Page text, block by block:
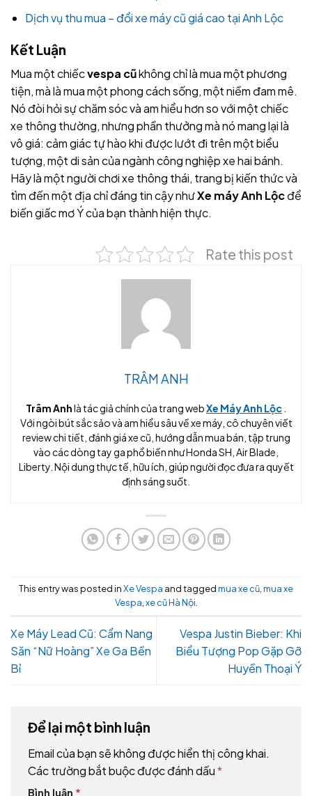
Dịch vụ thu mua – đổi xe máy cũ giá cao tại Anh Lộc
Kết Luận
Mua một chiếcvespa cũkhông chỉ là mua một phương
tiện, mà là mua một phong cách sống, một niềm đam mê.
Nó đòi hỏi sự chăm sóc và am hiểu hơn so với một chiếc
xe thông thường, nhưng phần thưởng mà nó mang lại là
vô giá: cảm giác tự hào khi được lướt đi trên một biểu
tượng, một di sản của ngành công nghiệp xe hai bánh.
Hãy là một người chơi xe thông thái, trang bị kiến thức và
tìm đến một địa chỉ đáng tin cậy nhưXe máy Anh Lộcđể
biến giấc mơ Ý của bạn thành hiện thực.
Rate this post
TRÂM ANH
Trâm Anhlà tác giả chính của trang webXe Máy Anh Lộc
Với ngòi bút sắc sảo và am hiểu sâu về xe máy, cô chuyên viết
review chi tiết, đánh giá xe cũ, hướng dẫn mua bán, tập trung
vào các dòng tay ga phổ biến như Honda SH, Air Blade,
Liberty. Nội dung thực tế, hữu ích, giúp người đọc đưa ra quyết
định sáng suốt.
This entry was posted inXe Vespa and taggedmua xe cũ mua xe
Vespa xe cũ Hà Nội
Xe Máy Lead Cũ: Cẩm Nang
Săn “Nữ Hoàng” Xe Ga Bền
Bỉ
Vespa Justin Bieber: Khi
Biểu Tượng Pop Gặp Gỡ
Huyền Thoại Ý
Để lại một bình luận
Email của bạn sẽ không được hiển thị công khai.
Các trường bắt buộc được đánh dấu*
Bình luận *